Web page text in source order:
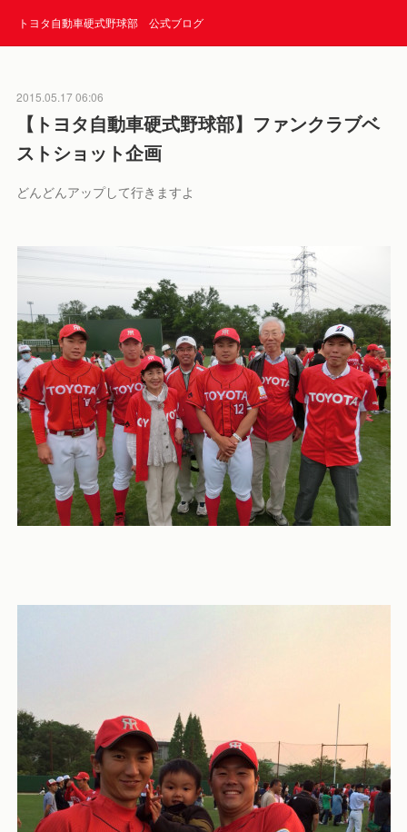
トヨタ自動車硬式野球部 公式ブログ
2015.05.17 06:06
【トヨタ自動車硬式野球部】ファンクラブベ
ストショット企画
どんどんアップして行きますよ